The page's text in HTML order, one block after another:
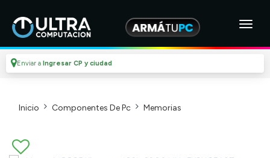
Enviar a Ingresar CP y ciudad
Inicio Componentes De Pc Memorias